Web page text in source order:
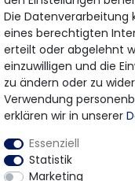
Wir bieten Ihnen
Die Datenverarbeitung
eines berechtigten
erteilt oder abgelehnt
einzuwilligen und die
zu ändern oder zu
Verwendung
erklären wir in unserer
Essenziell
Statistik
Marketing